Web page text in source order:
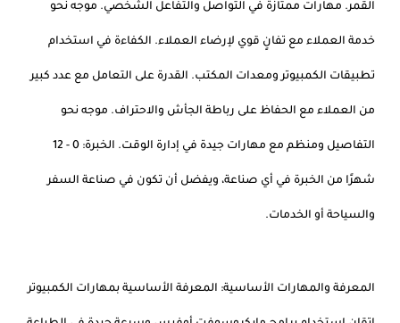
القمر. مهارات ممتازة في التواصل والتفاعل الشخصي. موجه نحو
خدمة العملاء مع تفانٍ قوي لإرضاء العملاء. الكفاءة في استخدام
تطبيقات الكمبيوتر ومعدات المكتب. القدرة على التعامل مع عدد كبير
من العملاء مع الحفاظ على رباطة الجأش والاحتراف. موجه نحو
التفاصيل ومنظم مع مهارات جيدة في إدارة الوقت. الخبرة: 0 - 12
شهرًا من الخبرة في أي صناعة، ويفضل أن تكون في صناعة السفر
والسياحة أو الخدمات.
المعرفة والمهارات الأساسية: المعرفة الأساسية بمهارات الكمبيوتر